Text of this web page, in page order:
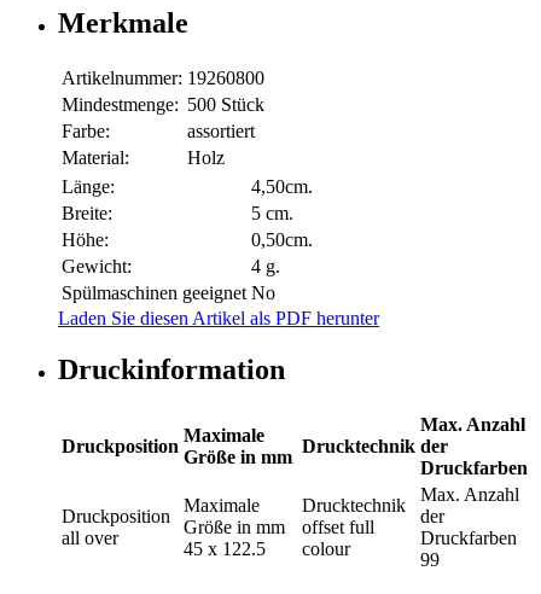
Merkmale
Artikelnummer: 19260800
Mindestmenge: 500 Stück
Farbe:
assortiert
Material:
Holz
Länge:
4,50cm.
Breite:
5 cm.
Höhe:
0,50cm.
Gewicht:
4 g.
Spülmaschinen geeignet No
Laden Sie diesen Artikel als PDF herunter
Druckinformation
Druckposition
Maximale
Größe in mm
Drucktechnik
Max. Anzahl
der
Druckfarben
Druckposition
all over
Maximale
Größe in mm
45 x 122.5
Drucktechnik
offset full
colour
Max. Anzahl
der
Druckfarben
99